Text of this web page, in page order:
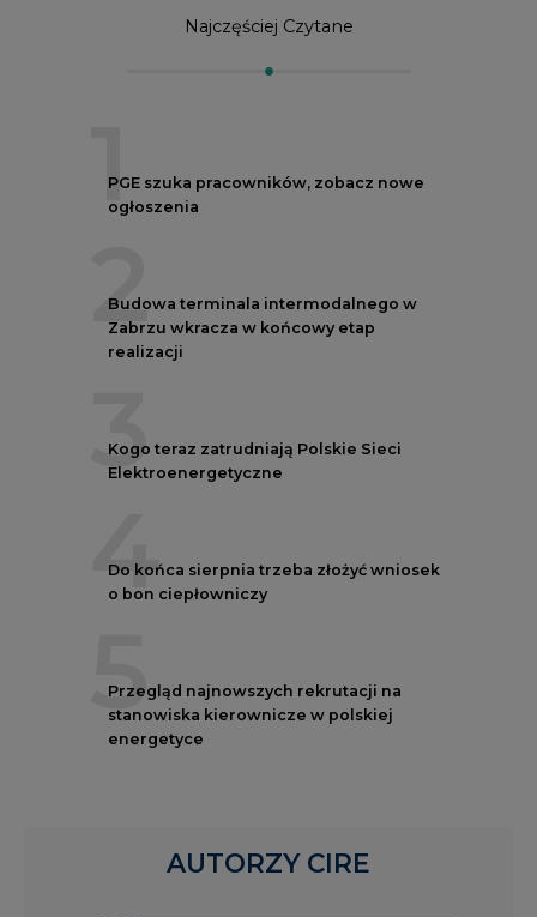
Najczęściej Czytane
1
PGE szuka pracowników, zobacz nowe
ogłoszenia
2
Budowa terminala intermodalnego w
Zabrzu wkracza w końcowy etap
realizacji
3
Kogo teraz zatrudniają Polskie Sieci
Elektroenergetyczne
4
Do końca sierpnia trzeba złożyć wniosek
o bon ciepłowniczy
5
Przegląd najnowszych rekrutacji na
stanowiska kierownicze w polskiej
energetyce
AUTORZY CIRE